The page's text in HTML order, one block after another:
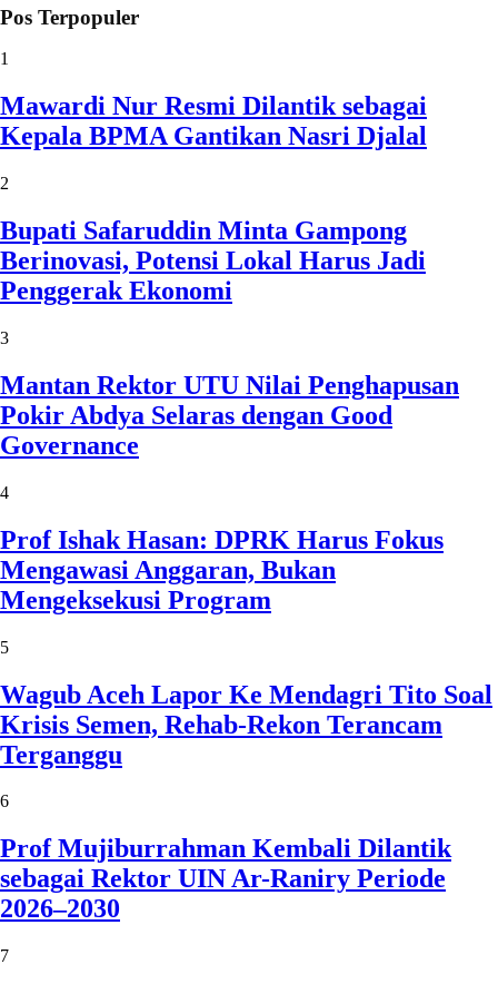
Pos Terpopuler
1
Mawardi Nur Resmi Dilantik sebagai
Kepala BPMA Gantikan Nasri Djalal
2
Bupati Safaruddin Minta Gampong
Berinovasi, Potensi Lokal Harus Jadi
Penggerak Ekonomi
3
Mantan Rektor UTU Nilai Penghapusan
Pokir Abdya Selaras dengan Good
Governance
4
Prof Ishak Hasan: DPRK Harus Fokus
Mengawasi Anggaran, Bukan
Mengeksekusi Program
5
Wagub Aceh Lapor Ke Mendagri Tito Soal
Krisis Semen, Rehab-Rekon Terancam
Terganggu
6
Prof Mujiburrahman Kembali Dilantik
sebagai Rektor UIN Ar-Raniry Periode
2026–2030
7